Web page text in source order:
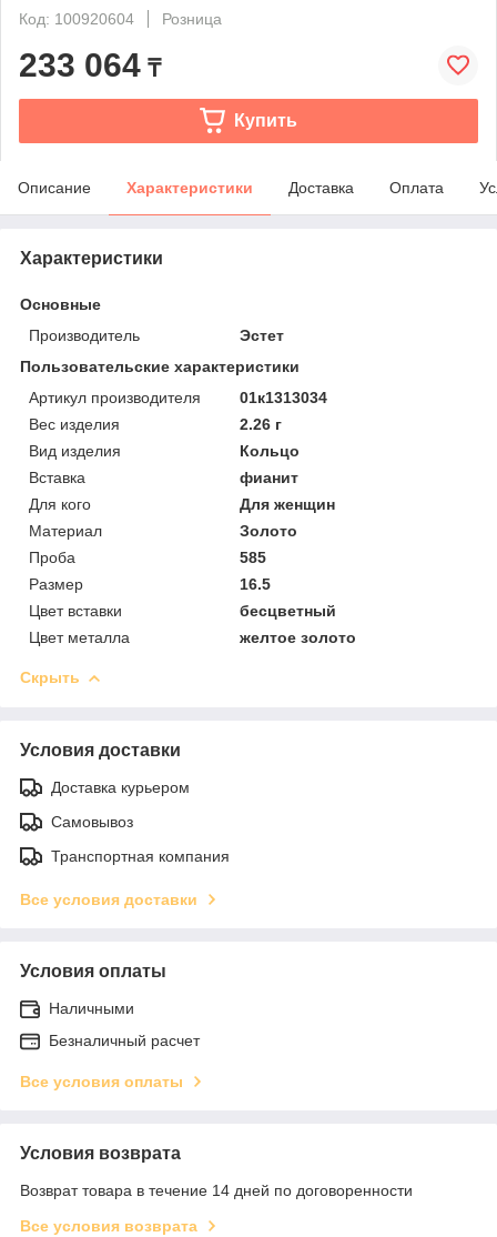
Код: 100920604
Розница
233 064 ₸
Купить
Описание Характеристики Доставка Оплата
Характеристики
Основные
Производитель
Эстет
Пользовательские характеристики
Артикул производителя
01к1313034
Вес изделия
2.26 г
Вид изделия
Кольцо
Вставка
фианит
Для кого
Для женщин
Материал
Золото
Проба
585
Размер
16.5
Цвет вставки
бесцветный
Цвет металла
желтое золото
Скрыть
Условия доставки
Доставка курьером
Самовывоз
Транспортная компания
Все условия доставки
Условия оплаты
Наличными
Безналичный расчет
Все условия оплаты
Условия возврата
Возврат товара в течение 14 дней по договоренности
Все условия возврата